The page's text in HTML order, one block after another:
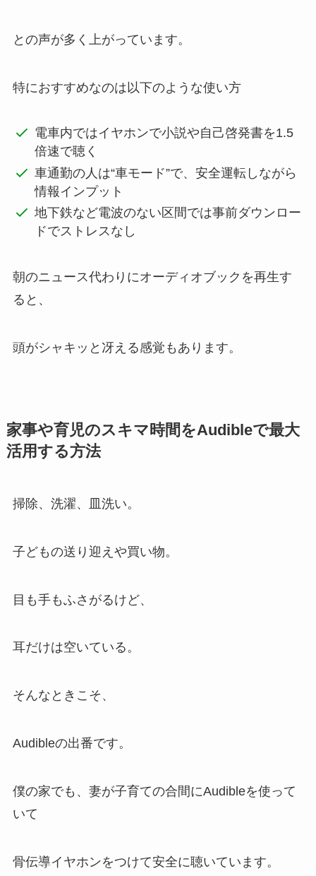
との声が多く上がっています。
特におすすめなのは以下のような使い方
電車内ではイヤホンで小説や自己啓発書を1.5
倍速で聴く
車通勤の人は“車モード”で、安全運転しながら
情報インプット
地下鉄など電波のない区間では事前ダウンロー
ドでストレスなし
朝のニュース代わりにオーディオブックを再生す
ると、
頭がシャキッと冴える感覚もあります。
家事や育児のスキマ時間をAudibleで最大
活用する方法
掃除、洗濯、皿洗い。
子どもの送り迎えや買い物。
目も手もふさがるけど、
耳だけは空いている。
そんなときこそ、
Audibleの出番です。
僕の家でも、妻が子育ての合間にAudibleを使って
いて
骨伝導イヤホンをつけて安全に聴いています。